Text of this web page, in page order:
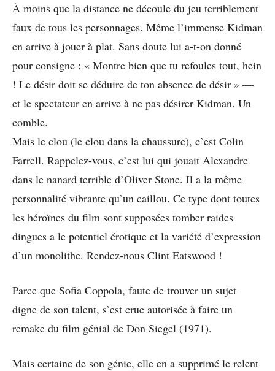
À moins que la distance ne découle du jeu terriblement
faux de tous les personnages. Même l’immense Kidman
en arrive à jouer à plat. Sans doute lui a-t-on donné
pour consigne : « Montre bien que tu refoules tout, hein
! Le désir doit se déduire de ton absence de désir » —
et le spectateur en arrive à ne pas désirer Kidman. Un
comble.
Mais le clou (le clou dans la chaussure), c’est Colin
Farrell. Rappelez-vous, c’est lui qui jouait Alexandre
dans le nanard terrible d’Oliver Stone. Il a la même
personnalité vibrante qu’un caillou. Ce type dont toutes
les héroïnes du film sont supposées tomber raides
dingues a le potentiel érotique et la variété d’expression
d’un monolithe. Rendez-nous Clint Eatswood !
Parce que Sofia Coppola, faute de trouver un sujet
digne de son talent, s’est crue autorisée à faire un
remake du film génial de Don Siegel (1971).
Mais certaine de son génie, elle en a supprimé le relent